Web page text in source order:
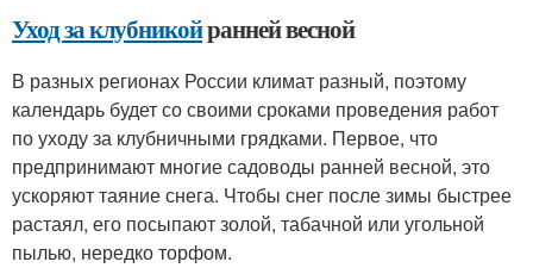
Уход за клубникойранней весной
В разных регионах России климат разный, поэтому
календарь будет со своими сроками проведения работ
по уходу за клубничными грядками. Первое, что
предпринимают многие садоводы ранней весной, это
ускоряют таяние снега. Чтобы снег после зимы быстрее
растаял, его посыпают золой, табачной или угольной
пылью, нередко торфом.